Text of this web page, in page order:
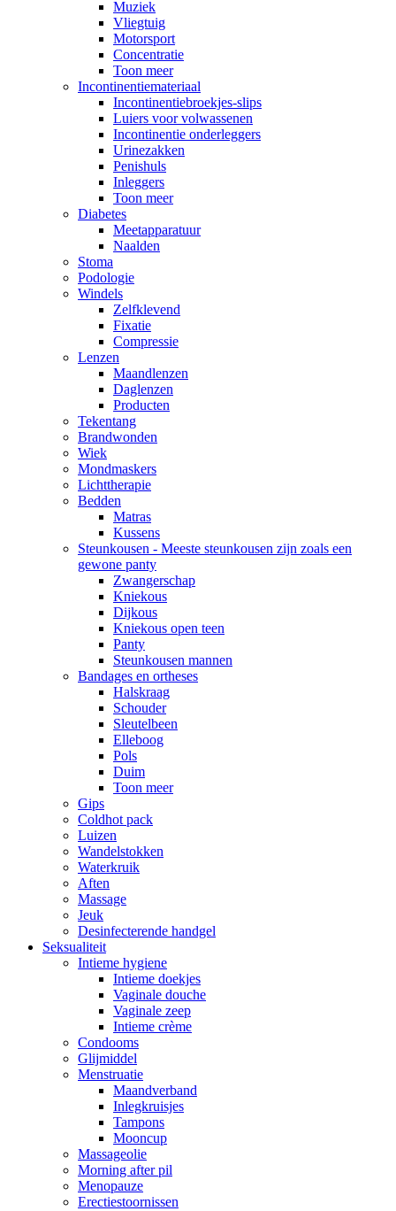
Muziek
Vliegtuig
Motorsport
Concentratie
Toon meer
Incontinentiemateriaal
Incontinentiebroekjes-slips
Luiers voor volwassenen
Incontinentie onderleggers
Urinezakken
Penishuls
Inleggers
Toon meer
Diabetes
Meetapparatuur
Naalden
Stoma
Podologie
Windels
Zelfklevend
Fixatie
Compressie
Lenzen
Maandlenzen
Daglenzen
Producten
Tekentang
Brandwonden
Wiek
Mondmaskers
Lichttherapie
Bedden
Matras
Kussens
Steunkousen - Meeste steunkousen zijn zoals een
gewone panty
Zwangerschap
Kniekous
Dijkous
Kniekous open teen
Panty
Steunkousen mannen
Bandages en ortheses
Halskraag
Schouder
Sleutelbeen
Elleboog
Pols
Duim
Toon meer
Gips
Coldhot pack
Luizen
Wandelstokken
Waterkruik
Aften
Massage
Jeuk
Desinfecterende handgel
Seksualiteit
Intieme hygiene
Intieme doekjes
Vaginale douche
Vaginale zeep
Intieme crème
Condooms
Glijmiddel
Menstruatie
Maandverband
Inlegkruisjes
Tampons
Mooncup
Massageolie
Morning after pil
Menopauze
Erectiestoornissen